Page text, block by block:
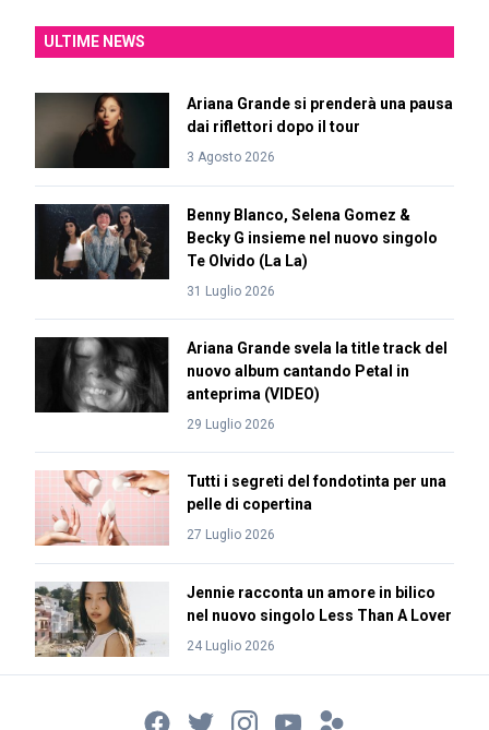
ULTIME NEWS
Ariana Grande si prenderà una pausa
dai riflettori dopo il tour
3 Agosto 2026
Benny Blanco, Selena Gomez &
Becky G insieme nel nuovo singolo
Te Olvido (La La)
31 Luglio 2026
Ariana Grande svela la title track del
nuovo album cantando Petal in
anteprima (VIDEO)
29 Luglio 2026
Tutti i segreti del fondotinta per una
pelle di copertina
27 Luglio 2026
Jennie racconta un amore in bilico
nel nuovo singolo Less Than A Lover
24 Luglio 2026